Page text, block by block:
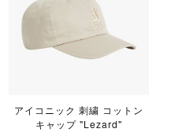
アイコニック 刺繍 コットン
キャップ "Lezard"